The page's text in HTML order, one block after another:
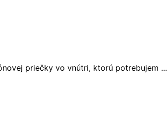
priečky vo vnútri, ktorú potrebujem ...